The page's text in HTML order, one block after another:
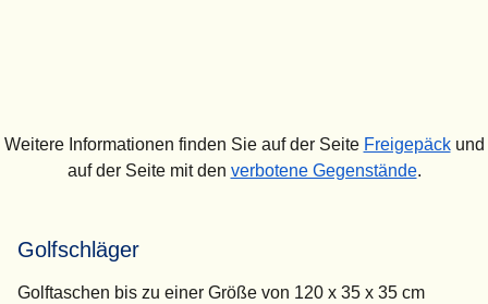
Weitere Informationen finden Sie auf der Seite Freigepäckund
auf der Seite mit den verbotene Gegenstände.
Golfschläger
Golftaschen bis zu einer Größe von 120 x 35 x 35 cm